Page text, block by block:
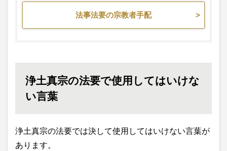
法事法要の宗教者手配
浄土真宗の法要で使用してはいけな
い言葉
浄土真宗の法要では決して使用してはいけない言葉が
あります。